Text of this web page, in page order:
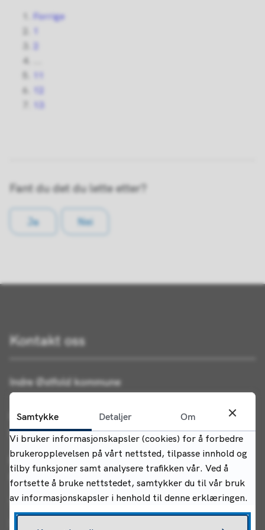
Forrige
Fant du det du lette etter?
Ja Nei
Kontakt oss
Indre Østfold kommune
Postadresse:
Postboks 34, 1861 Trøgstad
Besøksadresse (rådhuset):
Rådhusgata 22, 1830 Askim
Telefon:
+47 69 68 10 00
Samtykke Detaljer
Om
Vi bruker informasjonskapsler (cookies) for å forbedre
brukeropplevelsen på vårt nettsted, tilpasse innhold og
tilby funksjoner samt analysere trafikken vår. Ved å
fortsette å bruke nettstedet, samtykker du til vår bruk
av informasjonskapsler i henhold til denne erklæringen.